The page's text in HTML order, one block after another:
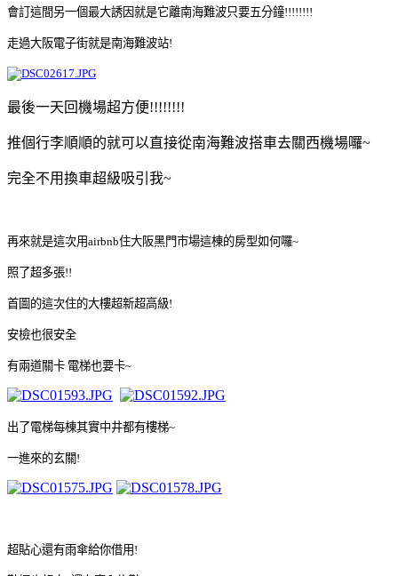
會訂這間另一個最大誘因就是它離南海難波只要五分鐘!!!!!!!!
走過大阪電子街就是南海難波站!
最後一天回機場超方便!!!!!!!!
推個行李順順的就可以直接從南海難波搭車去關西機場囉~
完全不用換車超級吸引我~
再來就是這次用airbnb住大阪黑門市場這棟的房型如何囉~
照了超多張!!
首圖的這次住的大樓超新超高級!
安檢也很安全
有兩道關卡 電梯也要卡~
出了電梯每棟其實中井都有樓梯~
一進來的玄關!
超貼心還有雨傘給你借用!